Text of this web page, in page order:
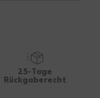
25-Tage
Rückgaberecht